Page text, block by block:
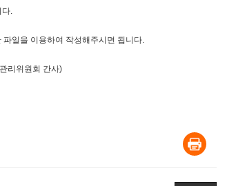
다.
일을 이용하여 작성해주시면 됩니다.
리위원회 간사)